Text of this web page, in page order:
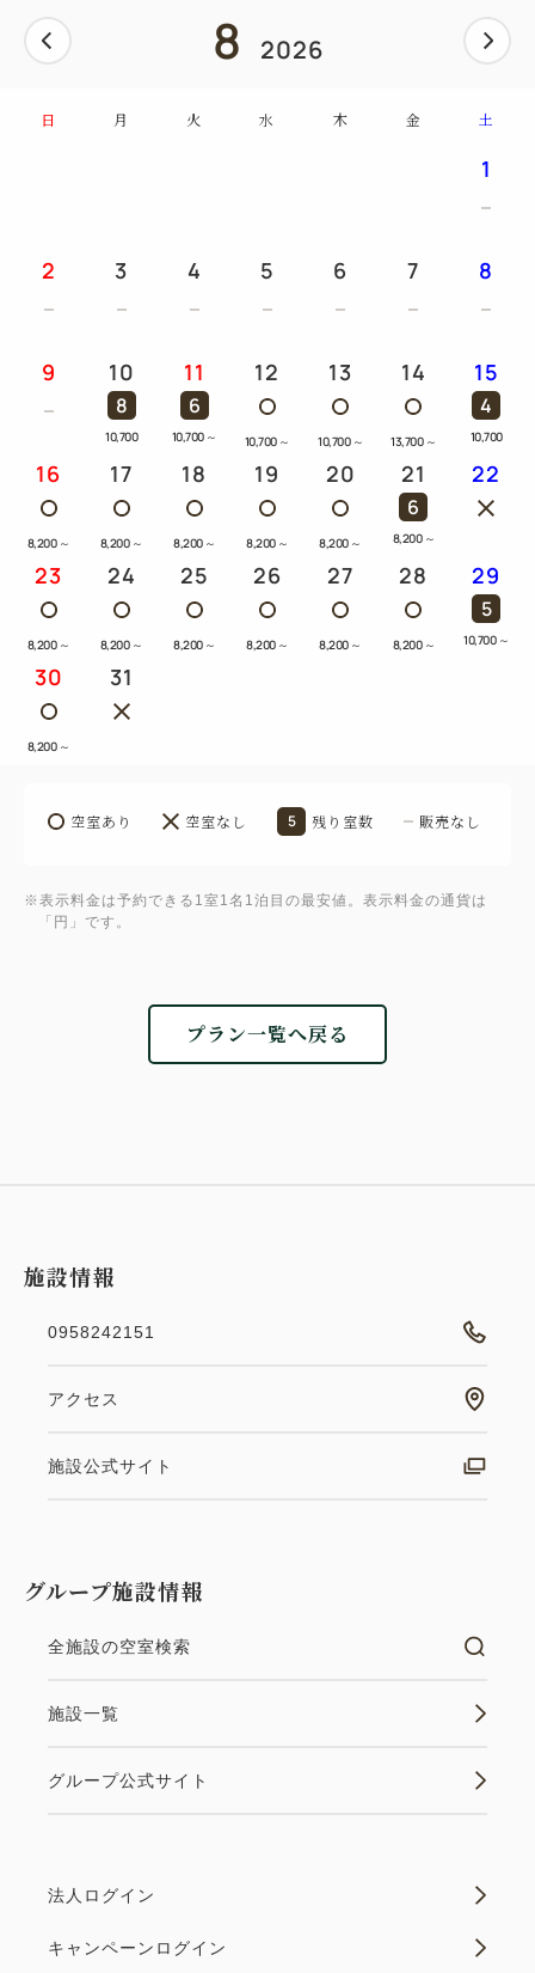
8 2026
日 月 火 水 木 金 土
1
2 3 4 5 6 7 8
9 10
8
10,700
11
6
10,700 ～
12
10,700 ～
13
10,700 ～
14
13,700 ～
15
4
10,700
16
8,200 ～
17
8,200 ～
18
8,200 ～
19
8,200 ～
20
8,200 ～
21
6
8,200 ～
22
23
8,200 ～
24
8,200 ～
25
8,200 ～
26
8,200 ～
27
8,200 ～
28
8,200 ～
29
5
10,700 ～
30
8,200 ～
31
空室あり 空室なし 5 残り室数 販売なし
※表示料金は予約できる1室1名1泊目の最安値。表示料金の通貨は
「円」です。
プラン一覧へ戻る
施設情報
0958242151
アクセス
施設公式サイト
グループ施設情報
全施設の空室検索
施設一覧
グループ公式サイト
法人ログイン
キャンペーンログイン